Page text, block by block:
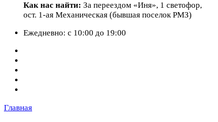
Как нас найти: За переездом «Иня», 1 светофор,
ост. 1-ая Механическая (бывшая поселок РМЗ)
Ежедневно: с 10:00 до 19:00
Главная